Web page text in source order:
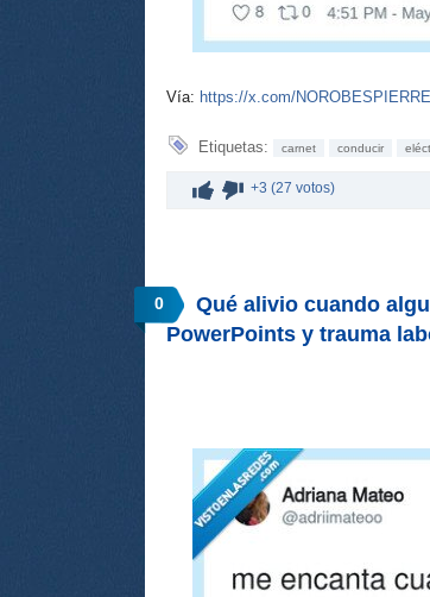
Vía: https://x.com/
Etiquetas: carnet conducir
+3 (27 votos)
0
Qué alivio cuando
PowerPoints y trauma